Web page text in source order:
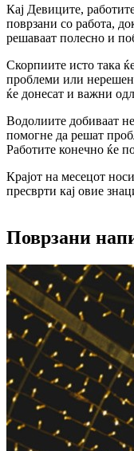
Кај Девиците,
поврзани со работа,
решаваат полесно и
Скорпиите исто така
проблеми или
ќе донесат и важни
Водолиите добиваат
помогне да решат
Работите конечно ќе
Крајот на месецот
пресврти кај овие
Поврзани